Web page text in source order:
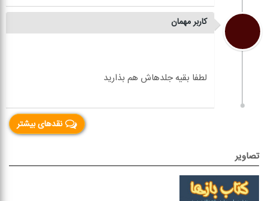
کاربر مهمان
نقدهای بیشتر
تصاویر